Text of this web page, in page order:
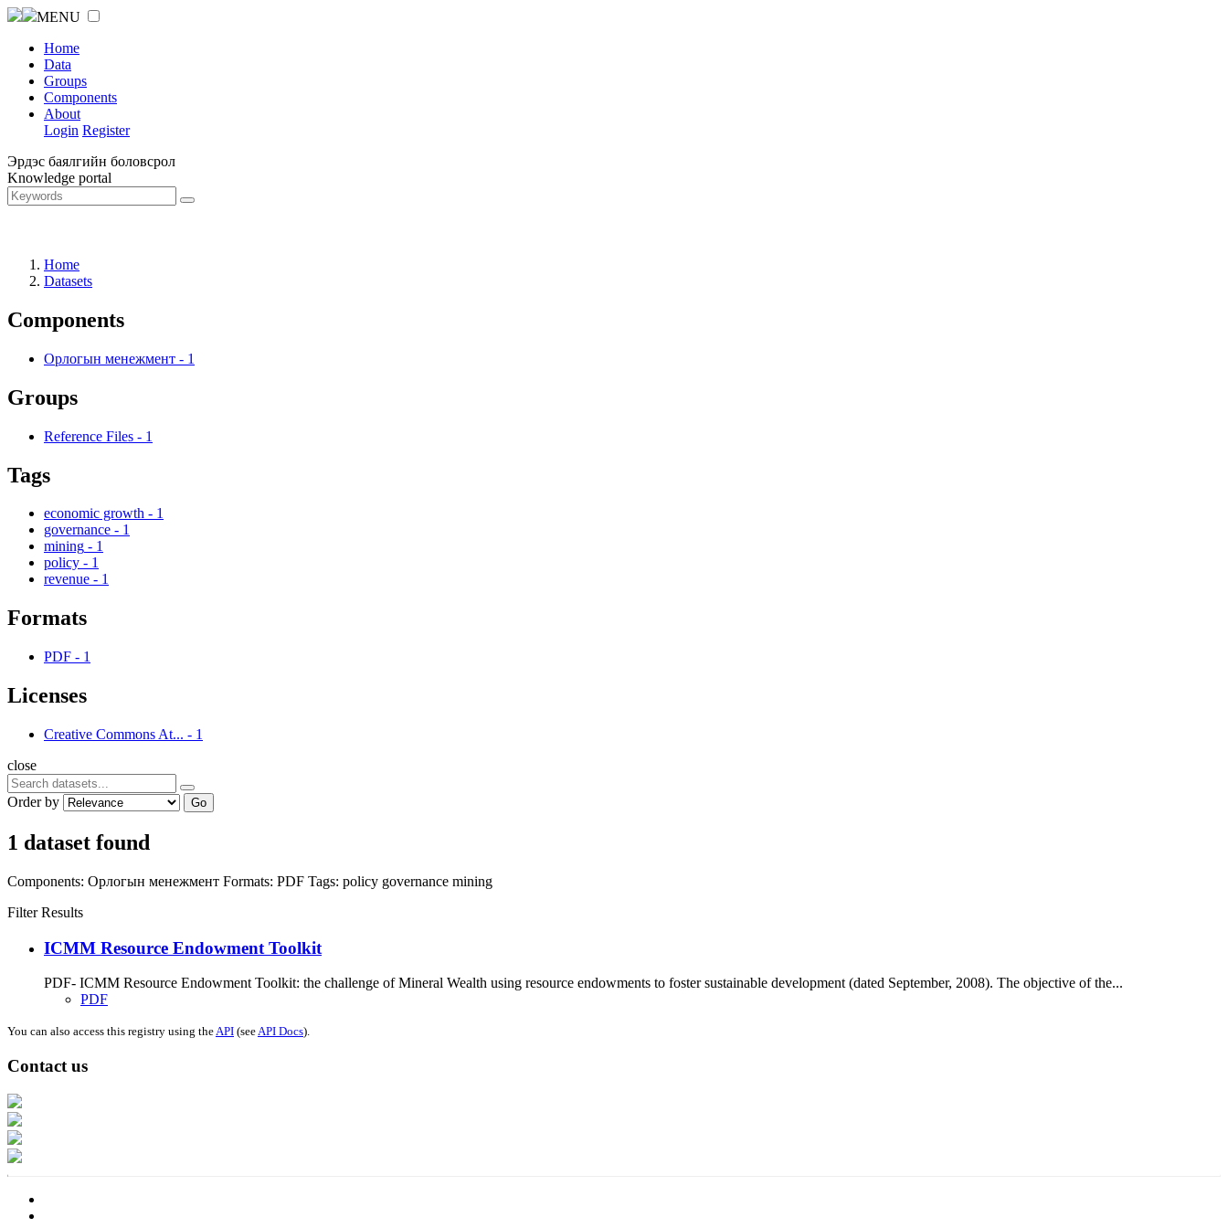
MENU
Home
Data
Groups
Components
About
Login Register
Эрдэс баялгийн боловсрол
Knowledge portal
Home
Datasets
Components
Орлогын менежмент - 1
Groups
Reference Files - 1
Tags
economic growth - 1
governance - 1
mining - 1
policy - 1
revenue - 1
Formats
PDF - 1
Licenses
Creative Commons At... - 1
close
Order by Go
1 dataset found
Components: Орлогын менежмент Formats: PDF Tags: policy governance mining
Filter Results
ICMM Resource Endowment Toolkit
PDF- ICMM Resource Endowment Toolkit: the challenge of Mineral Wealth using resource endowments to foster sustainable development (dated September, 2008). The objective of the...
PDF
You can also access this registry using theAPI (seeAPI Docs).
Contact us